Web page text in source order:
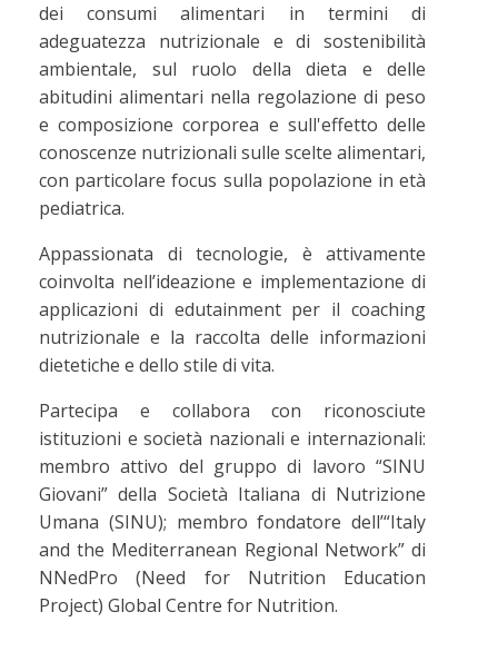
dei consumi alimentari in termini di
adeguatezza nutrizionale e di sostenibilità
ambientale, sul ruolo della dieta e delle
abitudini alimentari nella regolazione di peso
e composizione corporea e sull'effetto delle
conoscenze nutrizionali sulle scelte alimentari,
con particolare focus sulla popolazione in età
pediatrica.
Appassionata di tecnologie, è attivamente
coinvolta nell’ideazione e implementazione di
applicazioni di edutainment per il coaching
nutrizionale e la raccolta delle informazioni
dietetiche e dello stile di vita.
Partecipa e collabora con riconosciute
istituzioni e società nazionali e internazionali:
membro attivo del gruppo di lavoro “SINU
Giovani” della Società Italiana di Nutrizione
Umana (SINU); membro fondatore dell’“Italy
and the Mediterranean Regional Network” di
NNedPro (Need for Nutrition Education
Project) Global Centre for Nutrition.